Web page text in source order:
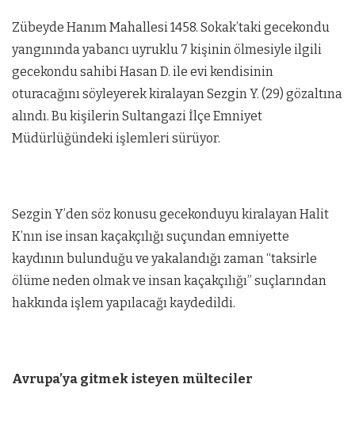
Zübeyde Hanım Mahallesi 1458. Sokak’taki gecekondu
yangınında yabancı uyruklu 7 kişinin ölmesiyle ilgili
gecekondu sahibi Hasan D. ile evi kendisinin
oturacağını söyleyerek kiralayan Sezgin Y. (29) gözaltına
alındı. Bu kişilerin Sultangazi İlçe Emniyet
Müdürlüğündeki işlemleri sürüyor.
Sezgin Y’den söz konusu gecekonduyu kiralayan Halit
K’nın ise insan kaçakçılığı suçundan emniyette
kaydının bulunduğu ve yakalandığı zaman “taksirle
ölüme neden olmak ve insan kaçakçılığı” suçlarından
hakkında işlem yapılacağı kaydedildi.
Avrupa’ya gitmek isteyen mülteciler